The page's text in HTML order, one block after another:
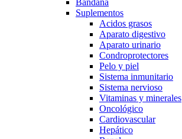
Bandana
Suplementos
Acidos grasos
Aparato digestivo
Aparato urinario
Condroprotectores
Pelo y piel
Sistema inmunitario
Sistema nervioso
Vitaminas y minerales
Oncológico
Cardiovascular
Hepático